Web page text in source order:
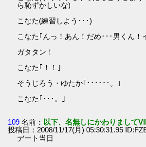
ら恥ずかしいな)
こなた(練習しよう･･･)
こなた｢んっ！あん！だめ･･･男くん！
ガタタン！
こなた｢！！｣
そうじろう・ゆたか｢･･････。｣
こなた｢･･･。｣
109 名前： 以下、名無しにかわりまして
投稿日：2008/11/17(月) 05:30:31.95
デート当日